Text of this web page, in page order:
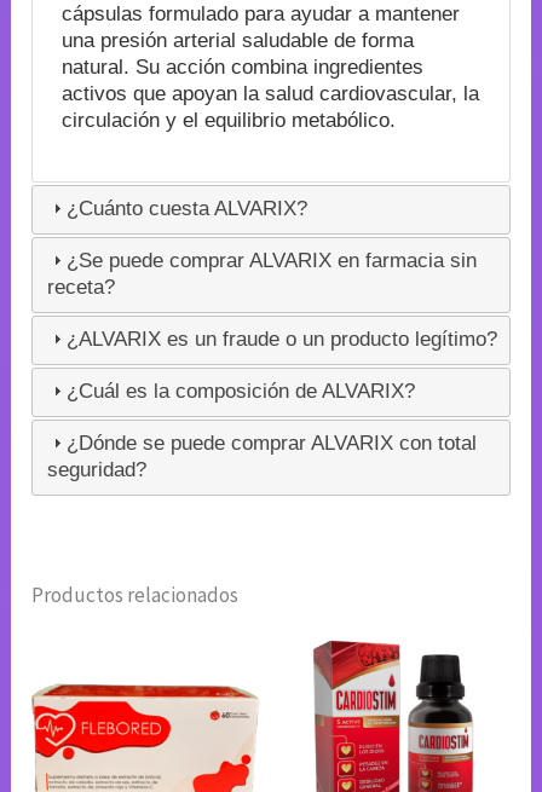
cápsulas formulado para ayudar a mantener
una presión arterial saludable de forma
natural. Su acción combina ingredientes
activos que apoyan la salud cardiovascular, la
circulación y el equilibrio metabólico.
¿Cuánto cuesta ALVARIX?
¿Se puede comprar ALVARIX en farmacia sin
receta?
¿ALVARIX es un fraude o un producto legítimo?
¿Cuál es la composición de ALVARIX?
¿Dónde se puede comprar ALVARIX con total
seguridad?
Productos relacionados